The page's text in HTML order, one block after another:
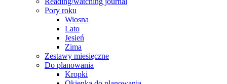
Pory roku
Wiosna
Lato
Jesień
Zima
Zestawy miesięczne
Do planowania
Kropki